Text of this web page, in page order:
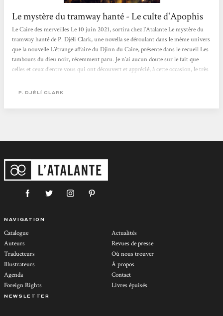
Le mystère du tramway hanté - Le culte d'Apophis
Le Caire des merveilles Le 10 juin 2021, sortira chez l’Atalante Le mystère du
tramway hanté de P. Djéli Clark, une novella se déroulant dans le même univers
que la nouvelle L’étrange affaire du Djinn du Caire, présente dans le recueil Les
tambours du dieu noir, récemment paru. Je n’ai aucun doute sur le fait que
celles et ceux d’entre vous qui ont découvert et apprécié, à cette occasion, le très
vont se ruer sur ce court roman, et pour les autres, je reproduis ici la
P. DJÈLÍ CLARK
NAVIGATION
Catalogue
Auteurs
Traducteurs
Illustrateurs
Agenda
Foreign Rights
Actualités
Revues de presse
Où nous trouver
À propos
Contact
Livres épuisés
NEWSLETTER